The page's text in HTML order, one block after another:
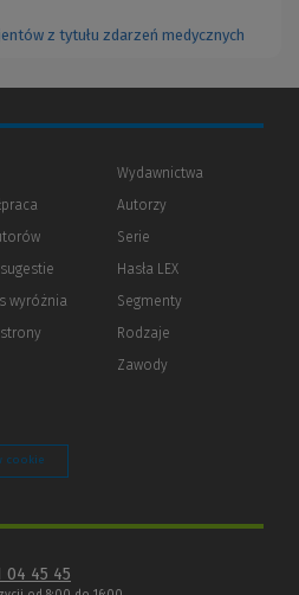
z tytułu zdarzeń medycznych
(Nowe
(Link
innej
wyróżnia
Wydawnictwa
Autorzy
Serie
Hasła LEX
Segmenty
Rodzaje
Zawody
cookie
04 45 45